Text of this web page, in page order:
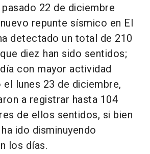
22 de diciembre
repunte sísmico en El
detectado un total de 210
diez han sido sentidos;
con mayor actividad
lunes 23 de diciembre,
a registrar hasta 104
de ellos sentidos, si bien
ido disminuyendo
los días.